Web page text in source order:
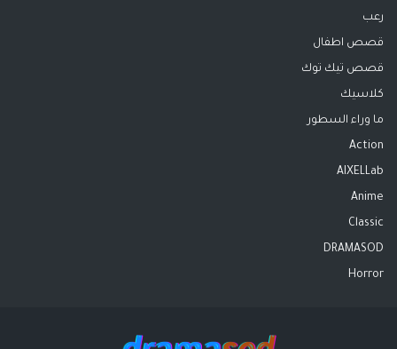
رعب
قصص اطفال
قصص تيك توك
كلاسيك
ما وراء السطور
Action
AIXELLab
Anime
Classic
DRAMASOD
Horror